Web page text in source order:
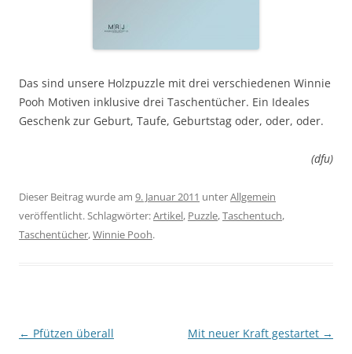
Das sind unsere Holzpuzzle mit drei verschiedenen Winnie
Pooh Motiven inklusive drei Taschentücher. Ein Ideales
Geschenk zur Geburt, Taufe, Geburtstag oder, oder, oder.
(dfu)
Dieser Beitrag wurde am 9. Januar 2011 unterAllgemein
veröffentlicht. Schlagwörter:Artikel, Puzzle,Taschentuch,
Taschentücher,Winnie Pooh.
Beitragsnavigation
← Pfützen überall Mit neuer Kraft gestartet →